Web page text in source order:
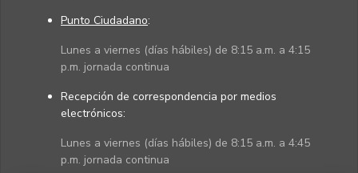
Punto Ciudadano:
Lunes a viernes (días hábiles) de 8:15 a.m. a 4:15
p.m. jornada continua
Recepción de correspondencia por medios
electrónicos:
Lunes a viernes (días hábiles) de 8:15 a.m. a 4:45
p.m. jornada continua